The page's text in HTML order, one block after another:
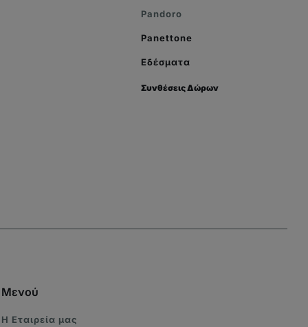
Pandoro
Panettone
Εδέσματα
Συνθέσεις Δώρων
Μενού
Η Eταιρεία μας